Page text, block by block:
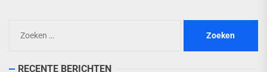
naar:
RECENTE BERICHTEN